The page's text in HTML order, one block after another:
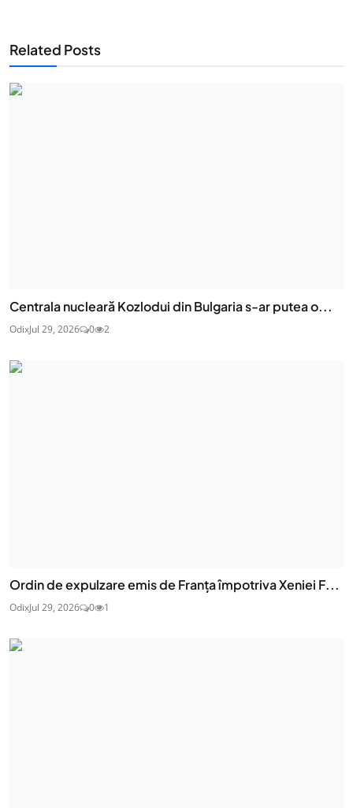
Related Posts
Centrala nucleară Kozlodui din Bulgaria s-ar putea o...
OdixJul 29, 2026 0 2
Ordin de expulzare emis de Franța împotriva Xeniei F...
OdixJul 29, 2026 0 1